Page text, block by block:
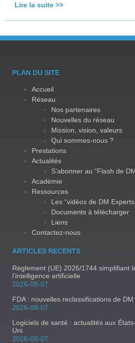
Lire la suite >>
PLAN DU SITE
Accueil
Réseau
Nos partenaires
Nouvelles du réseau
Mission, vision, valeurs
Qui sommes-nous ?
Prestations
Actualités
S’abonner au “Flash de
Académie
Ressources
Les “vidéos de DM
Documents à télécharger
Liens
Contactez-nous
ARTICLES RECENTS
Règlement (UE) 2026/1744 simplifiant
l’intelligence artificielle
2026-08-07
FDA : nouvelles reclassifications de
2026-08-07
Logiciels de santé : actualités aux
Uni
2026-08-07